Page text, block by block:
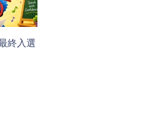
終入選